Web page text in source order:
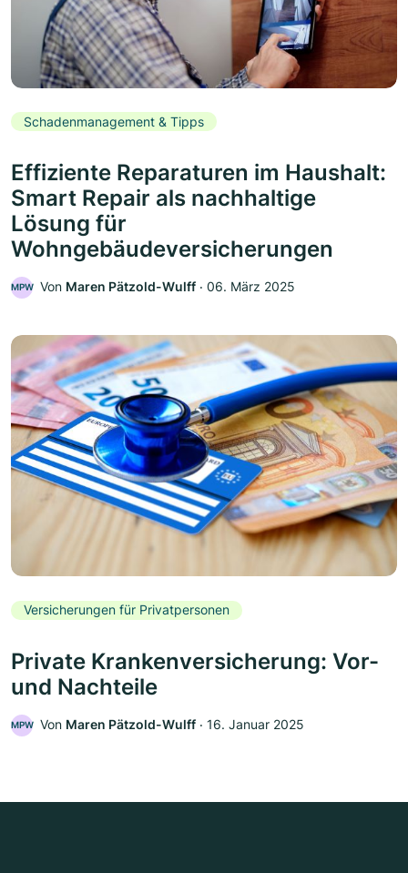
Schadenmanagement & Tipps
Effiziente Reparaturen im Haushalt:
Smart Repair als nachhaltige
Lösung für
Wohngebäudeversicherungen
MPW Von Maren Pätzold-Wulff ‧ 06. März 2025
Versicherungen für Privatpersonen
Private Krankenversicherung: Vor-
und Nachteile
MPW Von Maren Pätzold-Wulff ‧ 16. Januar 2025